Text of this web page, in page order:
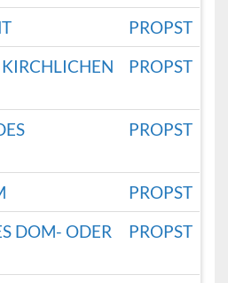
PROPST
PROPST
PROPST
PROPST
DOM- ODER
PROPST